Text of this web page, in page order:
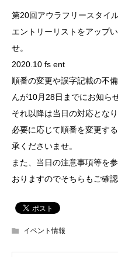
第20回アウラフリースタイ
エントリーリストをアップ
せ。
2020.10 fs ent
順番の変更や誤字記載の不
んが10月28日までにお知ら
それ以降は当日の対応となり
必要に応じて順番を変更す
承くださいませ。
また、当日の注意事項等を
おりますのでそちらもご確認
イベント情報